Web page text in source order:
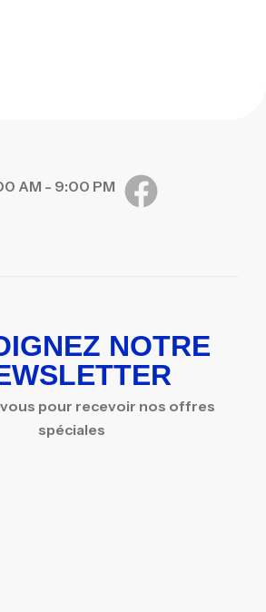
AM - 9:00 PM
NOTRE
pour recevoir nos offres
spéciales